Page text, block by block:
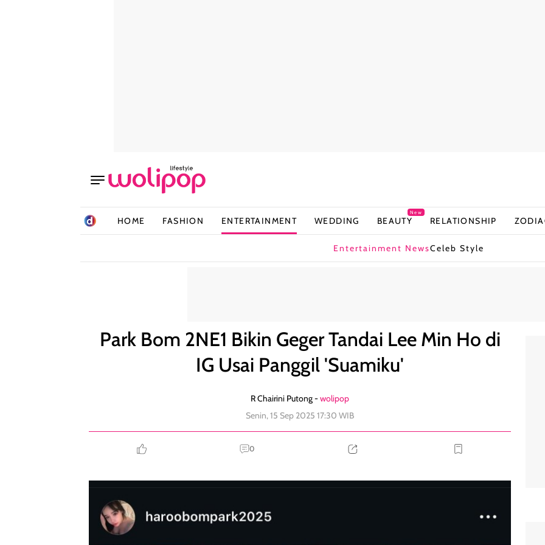
HOME FASHION ENTERTAINMENT WEDDING BEAUTY
New
RELATIONSHIP
Entertainment NewsCeleb Style
Park Bom 2NE1 Bikin Geger Tandai Lee Min Ho di
IG Usai Panggil 'Suamiku'
R Chairini Putong -wolipop
Senin, 15 Sep 2025 17:30 WIB
0